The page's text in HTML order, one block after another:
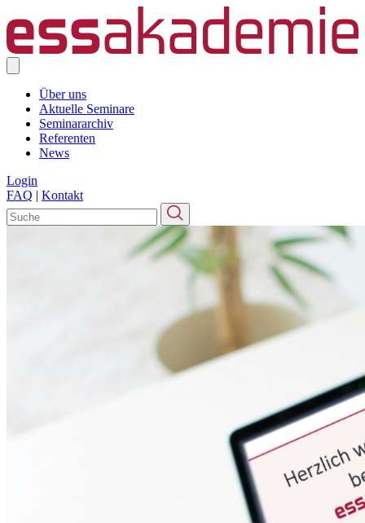
Über uns
Aktuelle Seminare
Seminararchiv
Referenten
News
Login
FAQ | Kontakt